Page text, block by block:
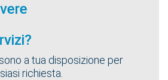
a tua disposizione per
richiesta.